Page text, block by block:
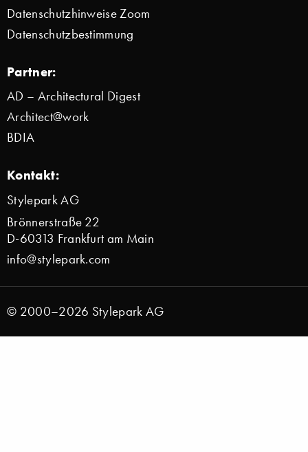
Datenschutzhinweise Zoom
Datenschutzbestimmung
Partner:
AD – Architectural Digest
Architect@work
BDIA
Kontakt:
Stylepark AG
Brönnerstraße 22
D-60313 Frankfurt am Main
info@stylepark.com
© 2000–2026 Stylepark AG